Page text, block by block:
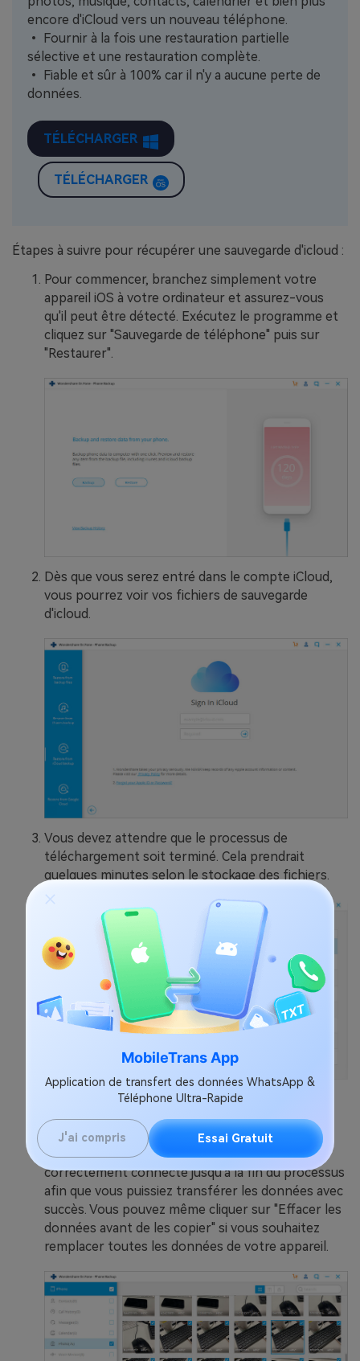
MobileTrans App
Application de transfert des données WhatsApp &
Téléphone Ultra-Rapide
J'ai compris Essai Gratuit
encore d'iCloud vers un nouveau téléphone.
• Fournir à la fois une restauration partielle
sélective et une restauration complète.
• Fiable et sûr à 100% car il n'y a aucune perte de
données.
TÉLÉCHARGER
TÉLÉCHARGER
Étapes à suivre pour récupérer une sauvegarde d'icloud :
Pour commencer, branchez simplement votre
appareil iOS à votre ordinateur et assurez-vous
qu'il peut être détecté. Exécutez le programme et
cliquez sur "Sauvegarde de téléphone" puis sur
"Restaurer".
Dès que vous serez entré dans le compte iCloud,
vous pourrez voir vos fichiers de sauvegarde
d'icloud.
Vous devez attendre que le processus de
téléchargement soit terminé. Cela prendrait
quelques minutes selon le stockage des fichiers.
Une fois que la sauvegarde d'icloud est
téléchargée, vous pouvez cliquer sur le bouton
"Démarrer le transfert" pour commencer le
processus. Assurez-vous que votre appareil est
correctement connecté jusqu'à la fin du processus
afin que vous puissiez transférer les données avec
succès. Vous pouvez même cliquer sur "Effacer les
données avant de les copier" si vous souhaitez
remplacer toutes les données de votre appareil.